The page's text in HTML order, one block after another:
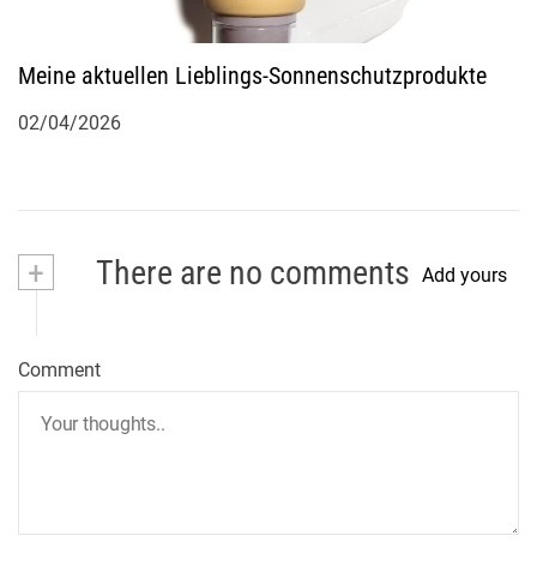
Meine aktuellen Lieblings-Sonnenschutzprodukte
02/04/2026
+ There are no comments Add yours
Comment